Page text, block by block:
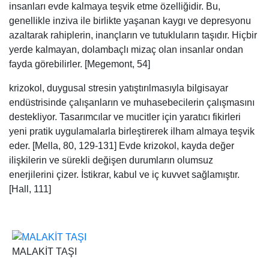
insanları evde kalmaya teşvik etme özelliğidir. Bu,
genellikle inziva ile birlikte yaşanan kaygı ve depresyonu
azaltarak rahiplerin, inançların ve tutukluların taşıdır. Hiçbir
yerde kalmayan, dolambaçlı mizaç olan insanlar ondan
fayda görebilirler. [Megemont, 54]
krizokol, duygusal stresin yatıştırılmasıyla bilgisayar
endüstrisinde çalışanların ve muhasebecilerin çalışmasını
destekliyor. Tasarımcılar ve mucitler için yaratıcı fikirleri
yeni pratik uygulamalarla birleştirerek ilham almaya teşvik
eder. [Mella, 80, 129-131] Evde krizokol, kayda değer
ilişkilerin ve sürekli değişen durumların olumsuz
enerjilerini çizer. İstikrar, kabul ve iç kuvvet sağlamıştır.
[Hall, 111]
MALAKİT TAŞI